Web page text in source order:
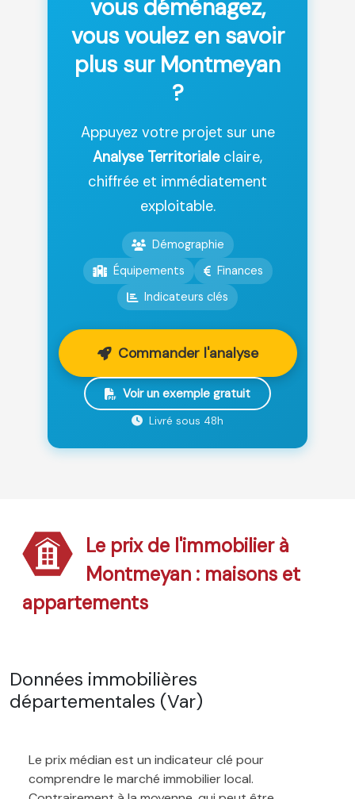
vous déménagez,
vous voulez en savoir
plus sur Montmeyan
?
Appuyez votre projet sur une
Analyse Territorialeclaire,
chiffrée et immédiatement
exploitable.
Démographie
Équipements
Finances
Indicateurs clés
Commander l'analyse
Voir un exemple gratuit
Livré sous 48h
Le prix de l'immobilier à
Montmeyan : maisons et
appartements
Données immobilières
départementales (Var)
Le prix médian est un indicateur clé pour
comprendre le marché immobilier local.